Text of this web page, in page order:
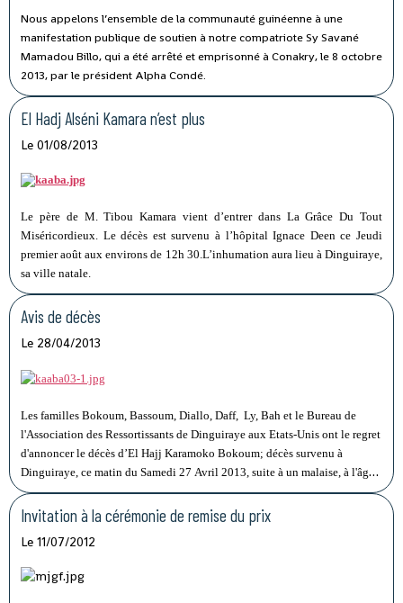
Nous appelons l’ensemble de la communauté guinéenne à une
manifestation publique de soutien à notre compatriote Sy Savané
Mamadou Billo, qui a été arrêté et emprisonné à Conakry, le 8 octobre
2013, par le président Alpha Condé.
El Hadj Alséni Kamara n’est plus
Le 01/08/2013
Le père de M. Tibou Kamara vient d’entrer dans La Grâce Du Tout
Miséricordieux. Le décès est survenu à l’hôpital Ignace Deen ce Jeudi
premier août aux environs de 12h 30.L’inhumation aura lieu à Dinguiraye,
sa ville natale.
Avis de décès
Le 28/04/2013
Les familles Bokoum, Bassoum, Diallo, Daff, Ly, Bah et le Bureau de
l'Association des Ressortissants de Dinguiraye aux Etats-Unis ont le regret
d'annoncer le décès d’El Hajj Karamoko Bokoum; décès survenu à
Dinguiraye, ce matin du Samedi 27 Avril 2013, suite à un malaise, à l'âge
de 84 ans.
Invitation à la cérémonie de remise du prix
Le 11/07/2012